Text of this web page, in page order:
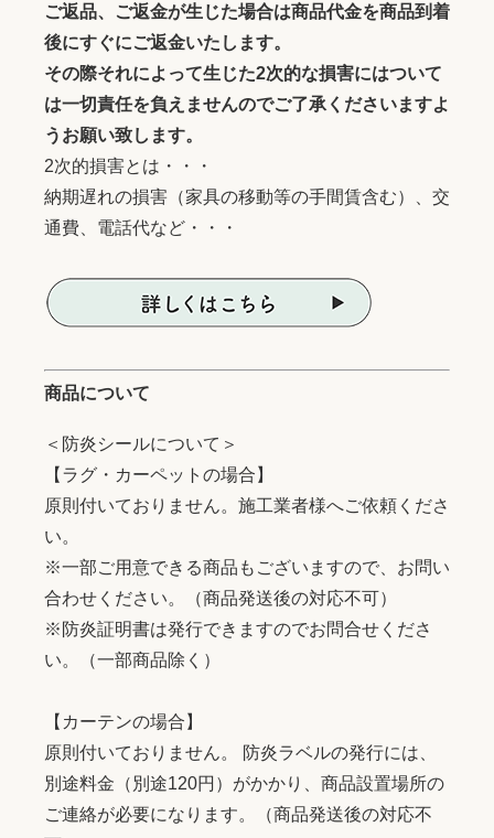
ご返品、ご返金が生じた場合は商品代金を商品到着
後にすぐにご返金いたします。
その際それによって生じた2次的な損害にはついて
は一切責任を負えませんのでご了承くださいますよ
うお願い致します。
2次的損害とは・・・
納期遅れの損害（家具の移動等の手間賃含む）、交
通費、電話代など・・・
商品について
＜防炎シールについて＞
【ラグ・カーペットの場合】
原則付いておりません。施工業者様へご依頼くださ
い。
※一部ご用意できる商品もございますので、お問い
合わせください。（商品発送後の対応不可）
※防炎証明書は発行できますのでお問合せくださ
い。（一部商品除く）
【カーテンの場合】
原則付いておりません。 防炎ラベルの発行には、
別途料金（別途120円）がかかり、商品設置場所の
ご連絡が必要になります。（商品発送後の対応不